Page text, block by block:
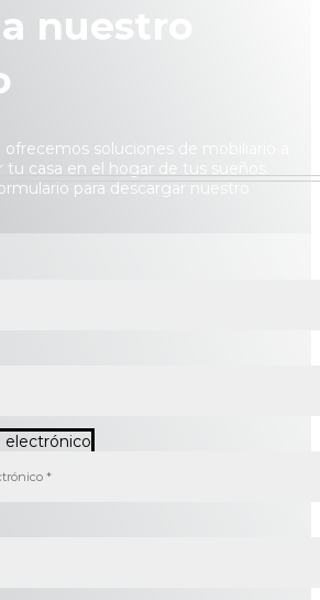
nuestro
soluciones de mobiliario a
casa en el hogar de tus sueños.
para descargar nuestro
electrónico